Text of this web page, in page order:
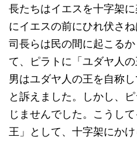
長たちはイエスを十字架
にイエスの前にひれ伏さ
司長らは民の間に起こる
て、ピラトに「ユダヤ人
男はユダヤ人の王を自称
と訴えました。しかし、
じませんでした。こうし
王」として、十字架にか